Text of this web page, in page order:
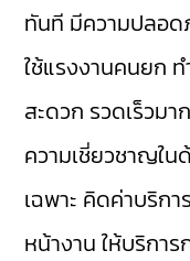
ทันที มีความปลอด
ใช้แรงงานคนยก ท
สะดวก รวดเร็วม
ความเชี่ยวชาญใน
เฉพาะ คิดค่าบริกา
หน้างาน ให้บริกา